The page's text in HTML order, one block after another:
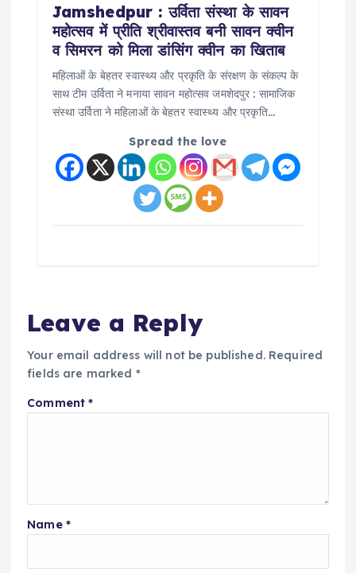
Jamshedpur : उर्विता संस्था के सावन
महोत्सव में प्रीति श्रीवास्तव बनी सावन क्वीन
व सिमरन को मिला डांसिंग क्वीन का खिताब
महिलाओं के बेहतर स्वास्थ्य और प्रकृति के संरक्षण के संकल्प के
साथ टीम उर्विता ने मनाया सावन महोत्सव जमशेदपुर : सामाजिक
संस्था उर्विता ने महिलाओं के बेहतर स्वास्थ्य और प्रकृति…
Spread the love
Leave a Reply
Your email address will not be published. Required
fields are marked *
Comment*
Name *